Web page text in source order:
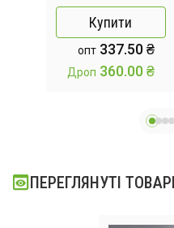
Термос
металевий з
кришкою
Купити
опт337.50 ₴
Дроп 360.00 ₴
ПЕРЕГЛЯНУТІ